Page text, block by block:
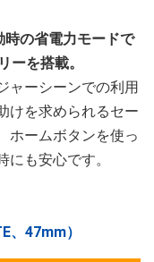
の省電力モードで
ーを搭載。
ャーシーンでの利用
けを求められるセー
ホームボタンを使っ
も安心です。
、47mm）